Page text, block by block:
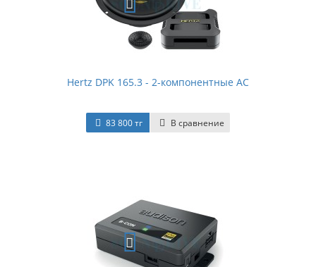
Hertz DPK 165.3 - 2-компонентные АС
83 800 тг В сравнение